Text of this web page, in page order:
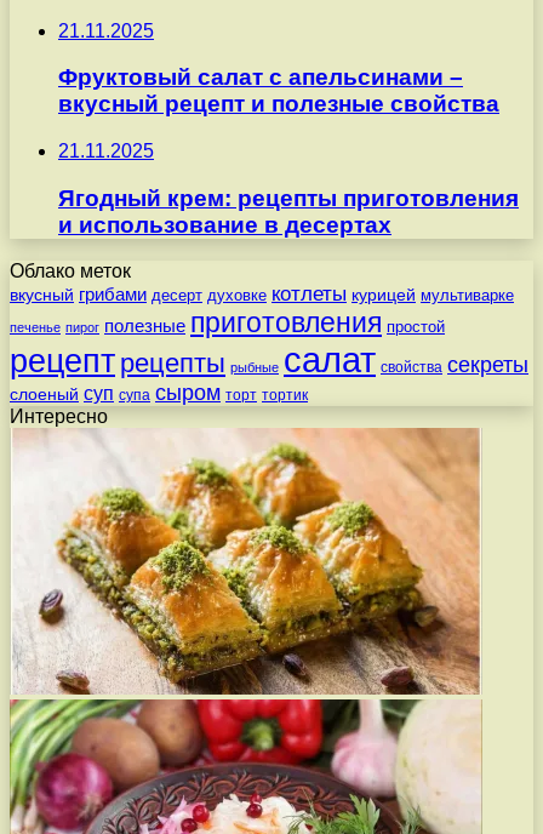
21.11.2025
Фруктовый салат с апельсинами –
вкусный рецепт и полезные свойства
21.11.2025
Ягодный крем: рецепты приготовления
и использование в десертах
Облако меток
вкусный грибами десерт духовке котлеты курицей мультиварке
печенье пирог полезные приготовления простой
рецепт рецепты рыбные салат свойства секреты
слоеный суп супа сыром торт тортик
Интересно